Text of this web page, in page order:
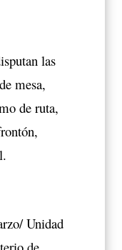
las
mesa,
de ruta,
Unidad